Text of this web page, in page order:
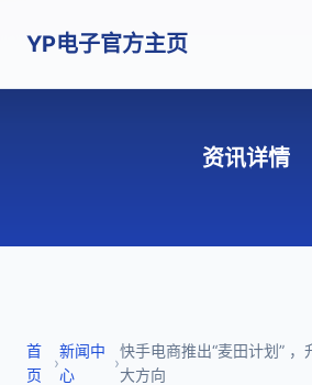
YP电子官方主页
资讯详情
首
页
›
新闻中
心
›
快手电商推出“麦田计划”
大方向